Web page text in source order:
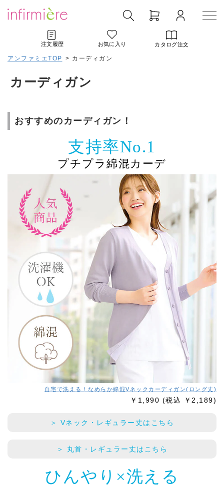
注文履歴 お気に入り カタログ注文
アンファミエTOP > カーディガン
カーディガン
おすすめのカーディガン！
支持率No.1
プチプラ綿混カーデ
自宅で洗える！ なめらか綿混Vネックカーディガン(ロング丈)
￥1,990 (税込 ￥2,189)
＞ Vネック・レギュラー丈はこちら
＞ 丸首・レギュラー丈はこちら
ひんやり×洗える